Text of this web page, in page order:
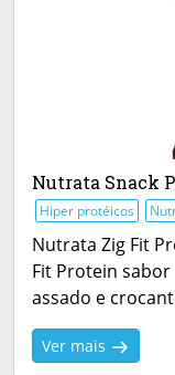
Nutrata Snack
Hiper protéicos
Nutrata Zig Fit
Fit Protein
assado e
Ver mais